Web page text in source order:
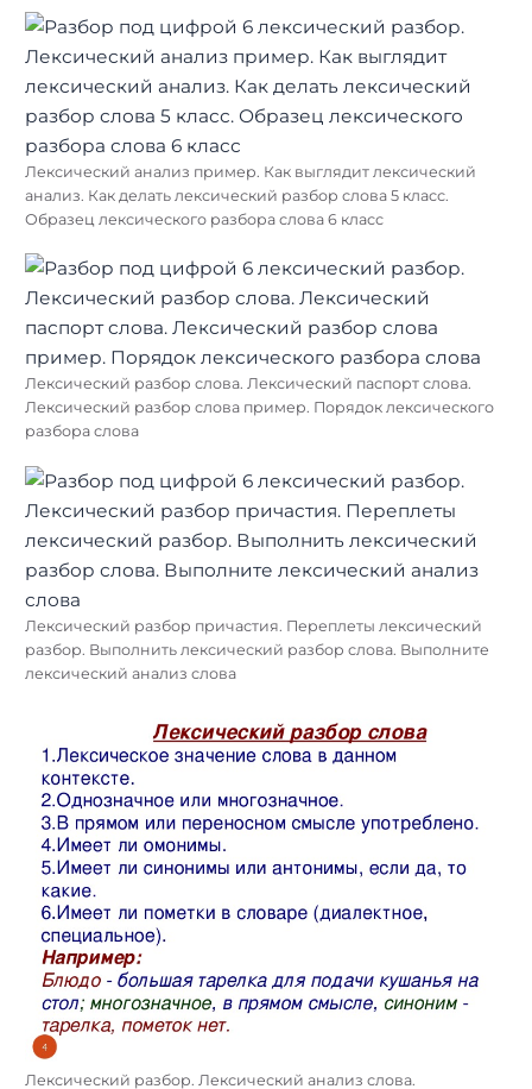
Лексический анализ пример. Как выглядит лексический
анализ. Как делать лексический разбор слова 5 класс.
Образец лексического разбора слова 6 класс
Лексический разбор слова. Лексический паспорт слова.
Лексический разбор слова пример. Порядок лексического
разбора слова
Лексический разбор причастия. Переплеты лексический
разбор. Выполнить лексический разбор слова. Выполните
лексический анализ слова
Лексический разбор. Лексический анализ слова.